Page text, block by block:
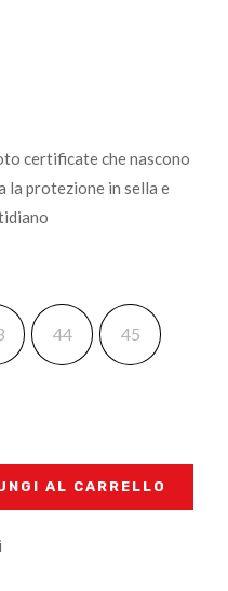
certificate che nascono
protezione in sella e
44 45
AL CARRELLO